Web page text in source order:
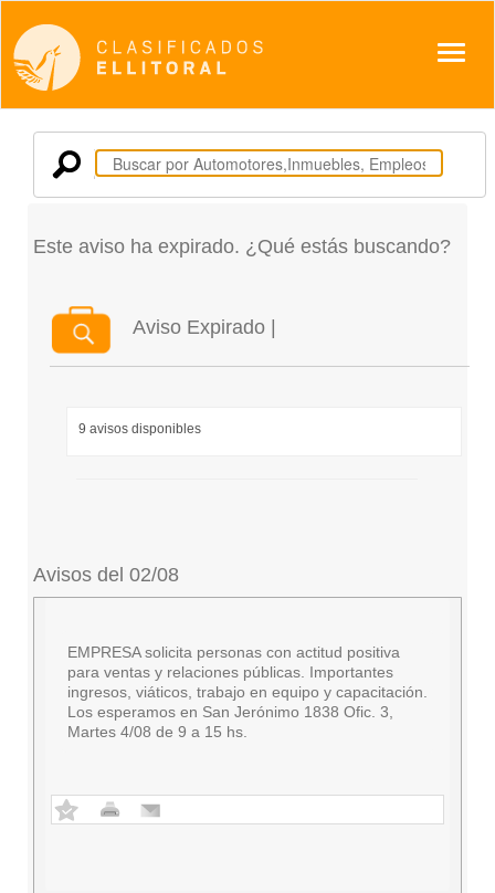
Este aviso ha expirado. ¿Qué estás buscando?
Aviso Expirado |
9 avisos disponibles
Avisos del 02/08
EMPRESA solicita personas con actitud positiva
para ventas y relaciones públicas. Importantes
ingresos, viáticos, trabajo en equipo y capacitación.
Los esperamos en San Jerónimo 1838 Ofic. 3,
Martes 4/08 de 9 a 15 hs.